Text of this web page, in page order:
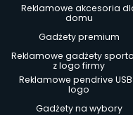
Reklamowe akcesoria
domu
Gadżety premium
Reklamowe gadżety
z logo firmy
Reklamowe pendrive
logo
Gadżety na wybory